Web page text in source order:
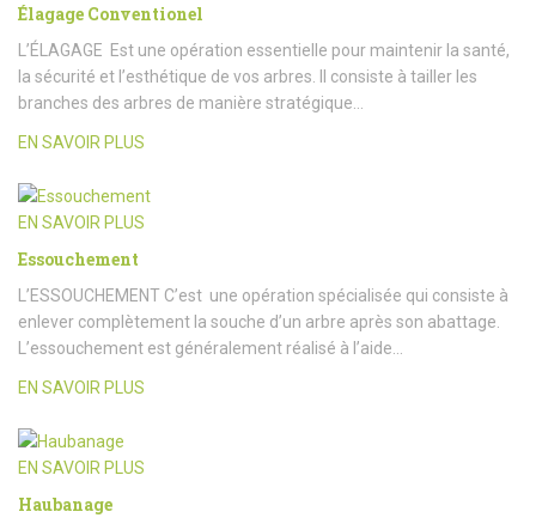
Élagage Conventionel
L’ÉLAGAGE Est une opération essentielle pour maintenir la santé,
la sécurité et l’esthétique de vos arbres. Il consiste à tailler les
branches des arbres de manière stratégique…
EN SAVOIR PLUS
EN SAVOIR PLUS
Essouchement
L’ESSOUCHEMENT C’est une opération spécialisée qui consiste à
enlever complètement la souche d’un arbre après son abattage.
L’essouchement est généralement réalisé à l’aide…
EN SAVOIR PLUS
EN SAVOIR PLUS
Haubanage